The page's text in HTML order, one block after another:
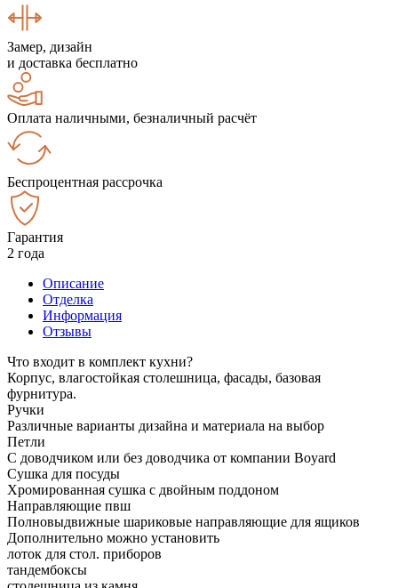
Замер, дизайн
и доставка бесплатно
Оплата наличными, безналичный расчёт
Беспроцентная рассрочка
Гарантия
2 года
Описание
Отделка
Информация
Отзывы
Что входит в комплект кухни?
Корпус, влагостойкая столешница, фасады, базовая
фурнитура.
Ручки
Различные варианты дизайна и материала на выбор
Петли
С доводчиком или без доводчика от компании Boyard
Сушка для посуды
Хромированная сушка с двойным поддоном
Направляющие пвш
Полновыдвижные шариковые направляющие для ящиков
Дополнительно можно установить
лоток для стол. приборов
тандембоксы